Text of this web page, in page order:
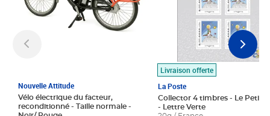
Nouvelle Attitude
Vélo électrique du facteur,
reconditionné - Taille normale -
Livraison offerte
La Poste
Collector 4 timbres - Le Petit
- Lettre Verte